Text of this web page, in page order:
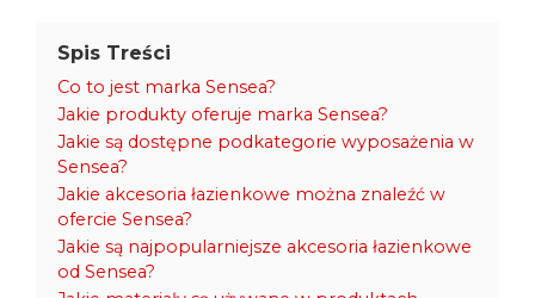
Spis Treści
Co to jest marka Sensea?
Jakie produkty oferuje marka Sensea?
Jakie są dostępne podkategorie wyposażenia w
Sensea?
Jakie akcesoria łazienkowe można znaleźć w
ofercie Sensea?
Jakie są najpopularniejsze akcesoria łazienkowe
od Sensea?